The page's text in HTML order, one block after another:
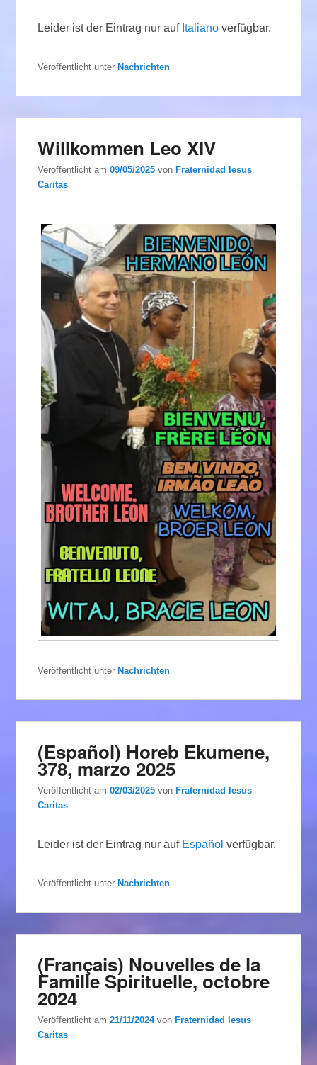
Leider ist der Eintrag nur auf Italiano verfügbar.
Veröffentlicht unter Nachrichten
Willkommen Leo XIV
Veröffentlicht am09/05/2025 von Fraternidad Iesus
Caritas
Veröffentlicht unter Nachrichten
(Español) Horeb Ekumene,
378, marzo 2025
Veröffentlicht am02/03/2025 von Fraternidad Iesus
Caritas
Leider ist der Eintrag nur auf Español verfügbar.
Veröffentlicht unter Nachrichten
(Français) Nouvelles de la
Famille Spirituelle, octobre
2024
Veröffentlicht am21/11/2024 vonFraternidad Iesus
Caritas